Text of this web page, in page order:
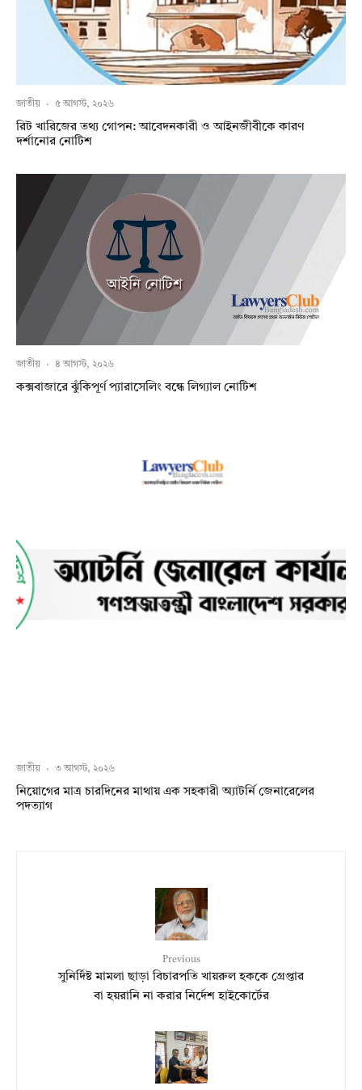
জাতীয় · ৫ আগস্ট, ২০২৬
রিট খারিজের তথ্য গোপন: আবেদনকারী ও আইনজীবীকে কারণ
দর্শানোর নোটিশ
জাতীয় · ৪ আগস্ট, ২০২৬
কক্সবাজারে ঝুঁকিপূর্ণ প্যারাসেলিং বন্ধে লিগ্যাল নোটিশ
জাতীয় · ৩ আগস্ট, ২০২৬
নিয়োগের মাত্র চারদিনের মাথায় এক সহকারী অ্যাটর্নি জেনারেলের
পদত্যাগ
Previous
সুনির্দিষ্ট মামলা ছাড়া বিচারপতি খায়রুল হককে গ্রেপ্তার
বা হয়রানি না করার নির্দেশ হাইকোর্টের